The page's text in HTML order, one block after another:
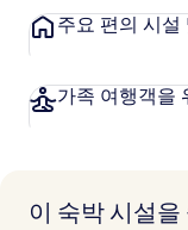
주요 편의 시설
가족 여행객을
이 숙박 시설